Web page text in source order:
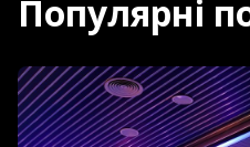
Популярні